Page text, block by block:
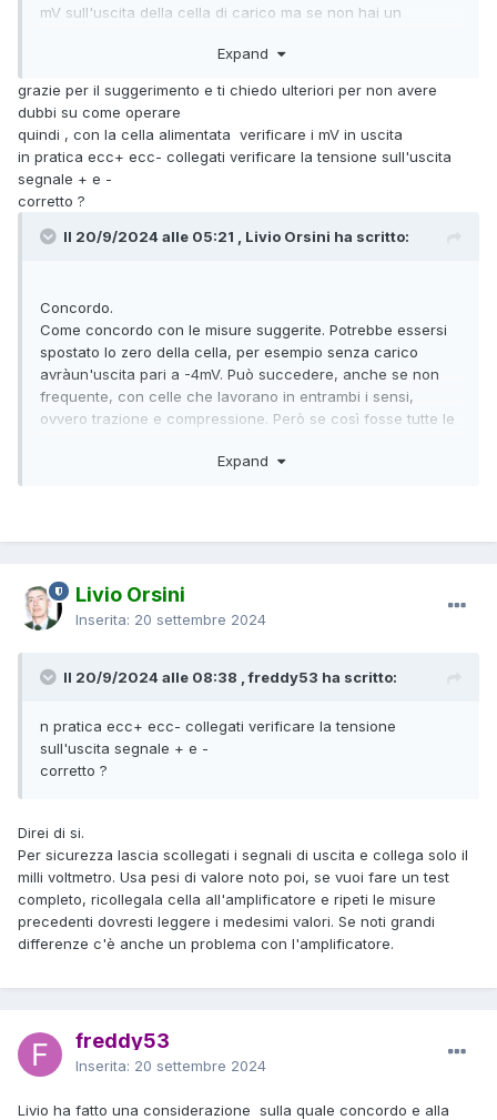
mV sull'uscita della cella di carico ma se non hai un
Hai una cella di carico da 50 kg, supponiamo che abbia una
10V e caricata con 50 kg eroga in uscita 20 mV).
Misura l'alimentazione della cella : i.e. 10V
Senza carico dovresti avere in uscita 0 mV (se già trovi dei
mV allora hai il punto di zero spostato che poi significa che
la cella è andata o comunque non è ripetibile).
Caricando 10 kg dovresti avere in uscita 4 mV = (10 kg / 50
kg) * 2 mV/V * 10V
Expand
grazie per il suggerimento e ti chiedo ulteriori per non avere
dubbi su come operare
quindi , con la cella alimentata verificare i mV in uscita
in pratica ecc+ ecc- collegati verificare la tensione sull'uscita
segnale + e -
corretto ?
Il 20/9/2024 alle 05:21 , Livio Orsini ha scritto:
Concordo.
Come concordo con le misure suggerite. Potrebbe essersi
spostato lo zero della cella, per esempio senza carico
avràun'uscita pari a -4mV. Può succedere, anche se non
frequente, con celle che lavorano in entrambi i sensi,
ovvero trazione e compressione. Però se così fosse tutte le
per capirese si tratta di una soglia, come si deduceda
quello che riporti, o di uno spostamento.
Expand
Livio Orsini
Inserita: 20 settembre 2024
Il 20/9/2024 alle 08:38 , freddy53 ha scritto:
n pratica ecc+ ecc- collegati verificare la tensione
sull'uscita segnale + e -
corretto ?
Direi di si.
Per sicurezza lascia scollegati i segnali di uscita e collega solo il
milli voltmetro. Usa pesi di valore noto poi, se vuoi fare un test
completo, ricollegala cella all'amplificatore e ripeti le misure
precedenti dovresti leggere i medesimi valori. Se noti grandi
differenze c'è anche un problema con l'amplificatore.
freddy53
Inserita: 20 settembre 2024
Livio ha fatto una considerazione sulla quale concordo e alla